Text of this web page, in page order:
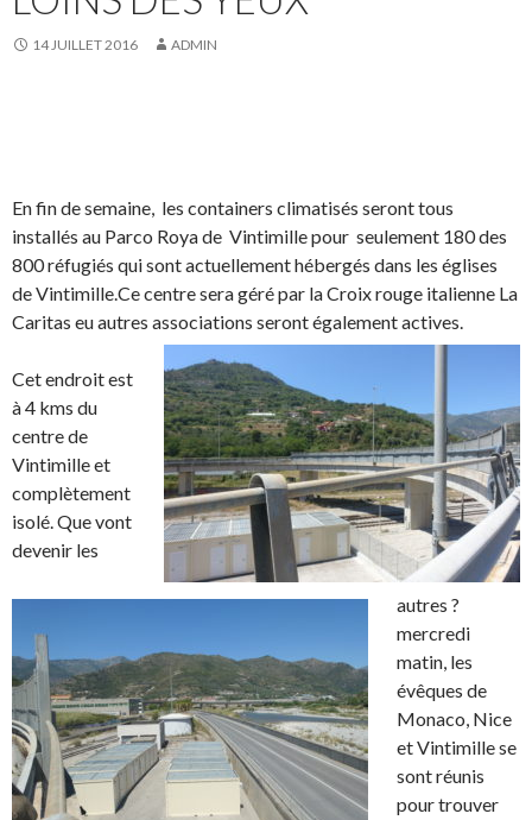
14 JUILLET 2016 ADMIN
En fin de semaine, les containers climatisés seront tous
installés au Parco Roya de Vintimille pour seulement 180 des
800 réfugiés qui sont actuellement hébergés dans les églises
de Vintimille.Ce centre sera géré par la Croix rouge italienne La
Caritas eu autres associations seront également actives.
Cet endroit est
à 4 kms du
centre de
Vintimille et
complètement
isolé. Que vont
devenir les
autres ?
mercredi
matin, les
évêques de
Monaco, Nice
et Vintimille se
sont réunis
pour trouver